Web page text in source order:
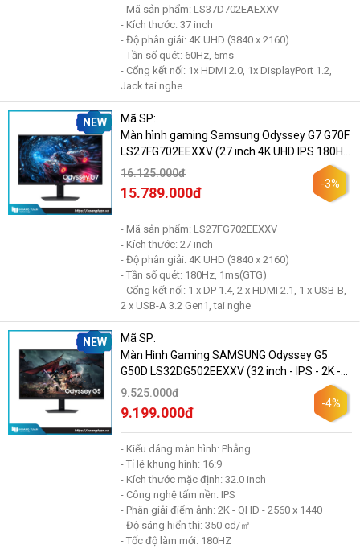
- Mã sản phẩm: LS37D702EAEXXV
- Kích thước: 37 inch
- Độ phân giải: 4K UHD (3840 x 2160)
- Tần số quét: 60Hz, 5ms
- Cổng kết nối: 1x HDMI 2.0, 1x DisplayPort 1.2,
Jack tai nghe
NEW
Mã SP:
Màn hình gaming Samsung Odyssey G7 G70F
LS27FG702EEXXV (27 inch 4K UHD IPS 180Hz
1ms)
16.125.000đ
15.789.000đ
-3%
- Mã sản phẩm: LS27FG702EEXXV
- Kích thước: 27 inch
- Độ phân giải: 4K UHD (3840 x 2160)
- Tần số quét: 180Hz, 1ms(GTG)
- Cổng kết nối: 1 x DP 1.4, 2 x HDMI 2.1, 1 x USB-B,
2 x USB-A 3.2 Gen1, tai nghe
NEW
Mã SP:
Màn Hình Gaming SAMSUNG Odyssey G5
G50D LS32DG502EEXXV (32 inch - IPS - 2K -
180Hz - 1ms)
9.525.000đ
9.199.000đ
-4%
- Kiểu dáng màn hình: Phẳng
- Tỉ lệ khung hình: 16:9
- Kích thước mặc định: 32.0 inch
- Công nghệ tấm nền: IPS
- Phân giải điểm ảnh: 2K - QHD - 2560 x 1440
- Độ sáng hiển thị: 350 cd/㎡
- Tốc độ làm mới: 180HZ